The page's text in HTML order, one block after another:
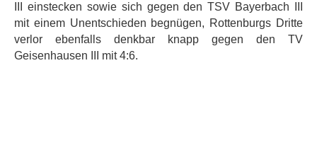
III einstecken sowie sich gegen den TSV Bayerbach III
mit einem Unentschieden begnügen, Rottenburgs Dritte
verlor ebenfalls denkbar knapp gegen den TV
Geisenhausen III mit 4:6.